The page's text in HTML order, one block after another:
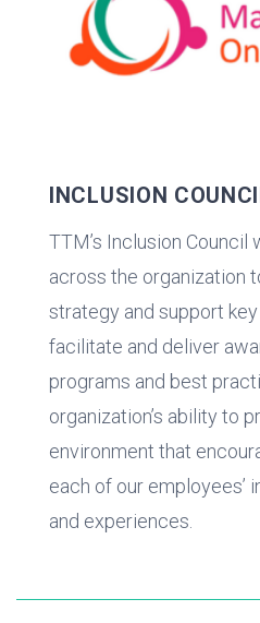
INCLUSION
TTM’s Inclusion
across the organization
strategy and support
facilitate and deliver
programs and best
organization’s ability to
environment that
each of our employees’
and experiences.